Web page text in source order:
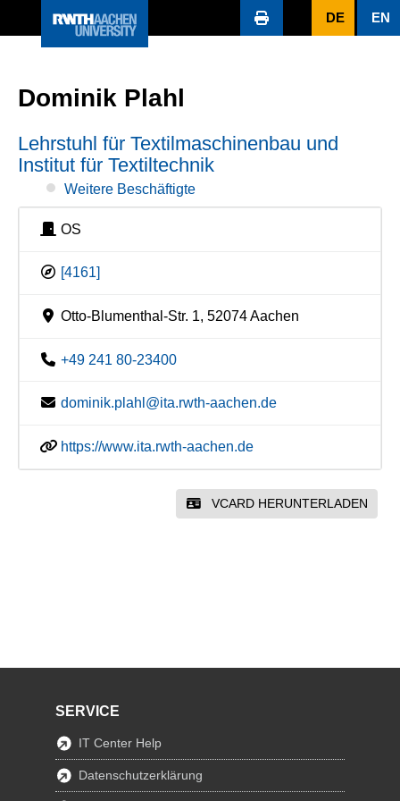
DE EN
Dominik Plahl
Lehrstuhl für Textilmaschinenbau und
Institut für Textiltechnik
Weitere Beschäftigte
OS
[4161]
Otto-Blumenthal-Str. 1, 52074 Aachen
+49 241 80-23400
dominik.plahl@ita.rwth-aachen.de
https://www.ita.rwth-aachen.de
VCARD HERUNTERLADEN
SERVICE
IT Center Help
Datenschutzerklärung